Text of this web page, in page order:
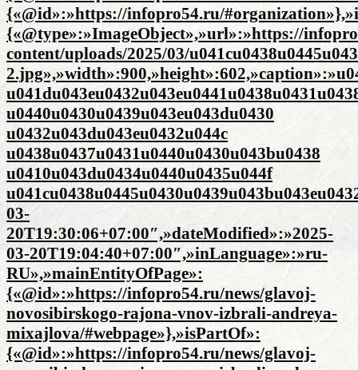
{«@id»:»https://infopro54.ru/
{«@type»:»ImageObject»,»url»:»https://
content/uploads/2025/03/
u0440u0430u0439u043eu043du0430
u0432u043du043eu0432u044c
u0438u0437u0431u0440u0430u043bu0438
u0410u043du0434u0440u0435u044f
03-
20T19:30:06+07:00″,»dateModified»:»2025-
03-20T19:04:40+07:00″,»inLanguage»:»ru-
RU»,»mainEntityOfPage»:
{«@id»:»https://infopro54.ru/news/glavoj-
novosibirskogo-rajona-vnov-izbrali-andreya-
mixajlova/#webpage»},»isPartOf»:
{«@id»:»https://infopro54.ru/news/glavoj-